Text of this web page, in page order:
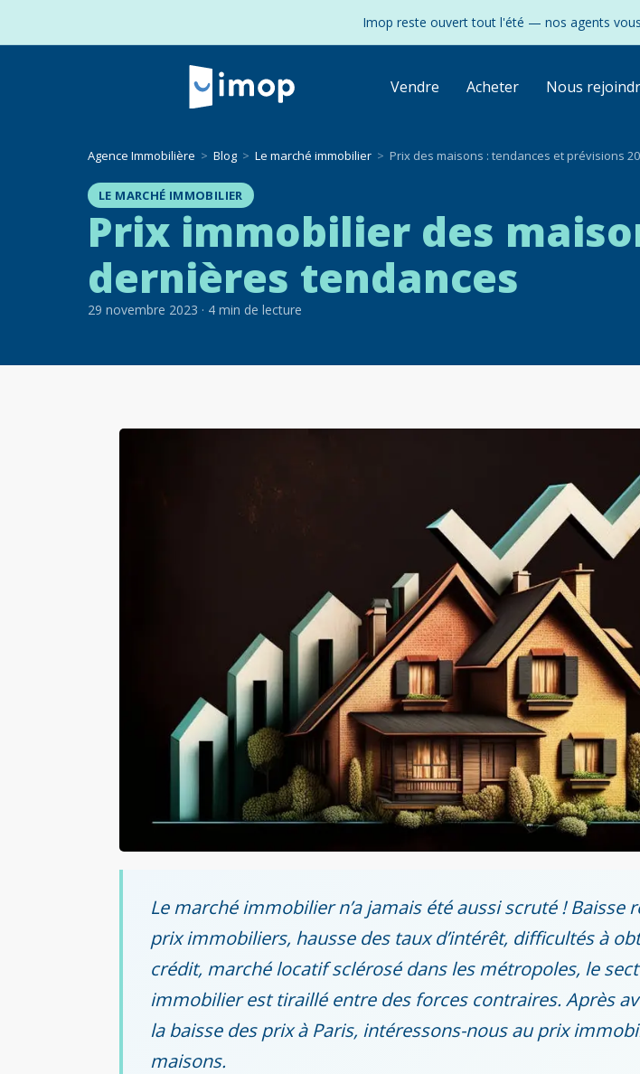
Imop reste ouvert tout l'été — nos agents
Vendre Acheter Nous
Agence Immobilière Blog Le marché immobilier Prix des maisons : tendances et prévisions
LE MARCHÉ IMMOBILIER
Prix immobilier des
dernières tendances
29 novembre 2023 · 4 min de lecture
Le marché immobilier n’a jamais été aussi scruté ! Baisse
prix immobiliers, hausse des taux d’intérêt, difficultés à
crédit, marché locatif sclérosé dans les métropoles, le
immobilier est tiraillé entre des forces contraires. Après
la baisse des prix à Paris, intéressons-nous au prix
maisons.